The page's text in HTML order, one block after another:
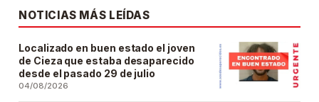
NOTICIAS MÁS LEÍDAS
Localizado en buen estado el joven
de Cieza que estaba desaparecido
desde el pasado 29 de julio
04/08/2026